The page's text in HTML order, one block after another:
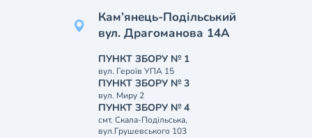
Кам’янець-Подільський
вул. Драгоманова 14А
ПУНКТ ЗБОРУ № 1
вул. Героїв УПА 15
ПУНКТ ЗБОРУ № 3
вул. Миру 2
ПУНКТ ЗБОРУ № 4
смт. Скала-Подільська,
вул.Грушевського 103